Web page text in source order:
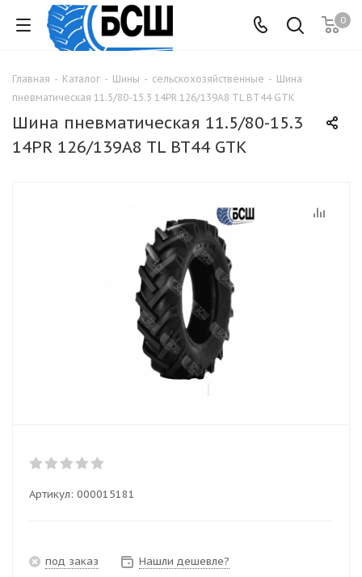
0
Главная - Каталог - Шины - сельскохозяйственные - Шина
пневматическая 11.5/80-15.3 14PR 126/139A8 TL BT44 GTK
Шина пневматическая 11.5/80-15.3
14PR 126/139A8 TL BT44 GTK
Артикул: 000015181
под заказ Нашли дешевле?